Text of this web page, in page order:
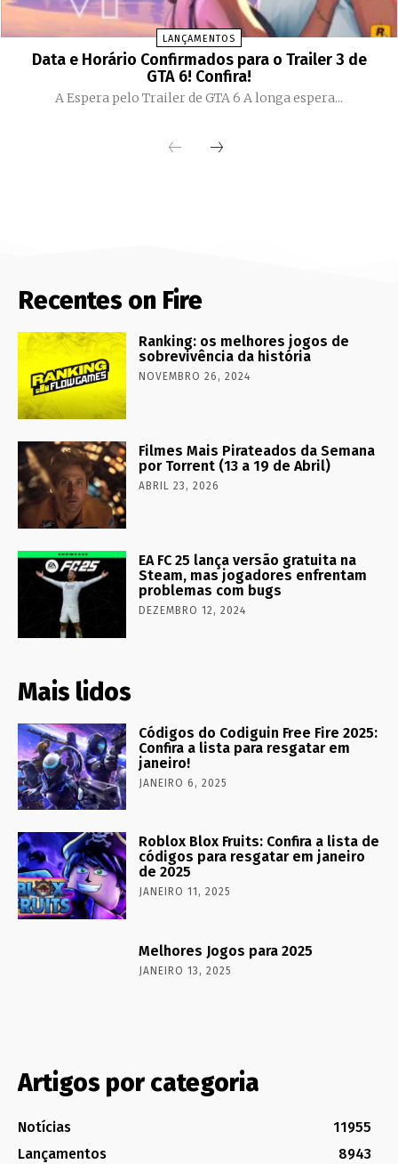
LANÇAMENTOS
Data e Horário Confirmados para o Trailer 3 de
GTA 6! Confira!
A Espera pelo Trailer de GTA 6 A longa espera...
Recentes on Fire
Ranking: os melhores jogos de
sobrevivência da história
NOVEMBRO 26, 2024
Filmes Mais Pirateados da Semana
por Torrent (13 a 19 de Abril)
ABRIL 23, 2026
EA FC 25 lança versão gratuita na
Steam, mas jogadores enfrentam
problemas com bugs
DEZEMBRO 12, 2024
Mais lidos
Códigos do Codiguin Free Fire 2025:
Confira a lista para resgatar em
janeiro!
JANEIRO 6, 2025
Roblox Blox Fruits: Confira a lista de
códigos para resgatar em janeiro
de 2025
JANEIRO 11, 2025
Melhores Jogos para 2025
JANEIRO 13, 2025
Artigos por categoria
Notícias
11955
Lançamentos
8943